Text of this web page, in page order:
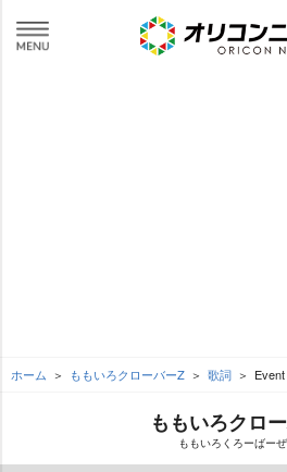
ホーム ももいろクローバーZ 歌詞
ももいろクロ
ももいろくろーばー